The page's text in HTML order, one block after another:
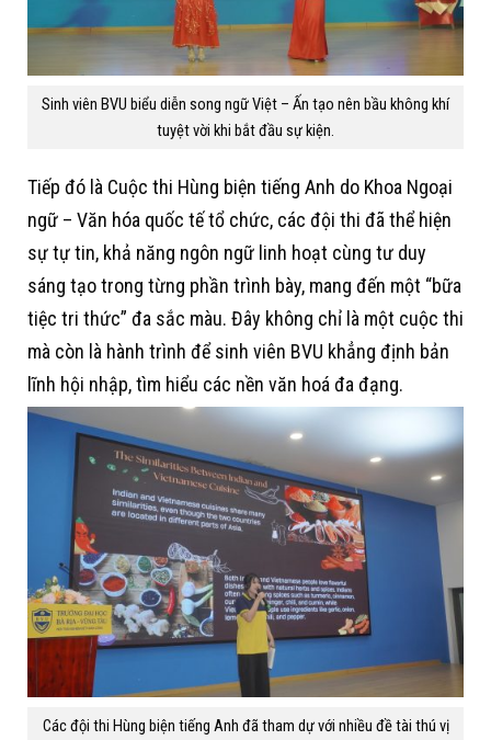
Sinh viên BVU biểu diễn song ngữ Việt – Ấn tạo nên bầu không khí
tuyệt vời khi bắt đầu sự kiện.
Tiếp đó là Cuộc thi Hùng biện tiếng Anh do Khoa Ngoại
ngữ – Văn hóa quốc tế tổ chức, các đội thi đã thể hiện
sự tự tin, khả năng ngôn ngữ linh hoạt cùng tư duy
sáng tạo trong từng phần trình bày, mang đến một “bữa
tiệc tri thức” đa sắc màu. Đây không chỉ là một cuộc thi
mà còn là hành trình để sinh viên BVU khẳng định bản
lĩnh hội nhập, tìm hiểu các nền văn hoá đa đạng.
Các đội thi Hùng biện tiếng Anh đã tham dự với nhiều đề tài thú vị